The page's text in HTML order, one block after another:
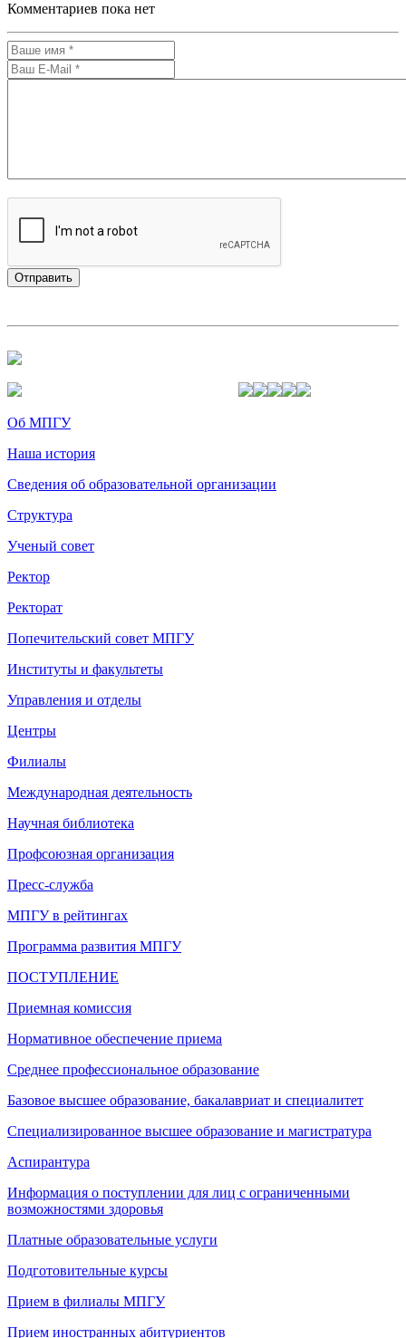
Комментариев пока нет
Об МПГУ
Наша история
Сведения об образовательной организации
Структура
Ученый совет
Ректор
Ректорат
Попечительский совет МПГУ
Институты и факультеты
Управления и отделы
Центры
Филиалы
Международная деятельность
Научная библиотека
Профсоюзная организация
Пресс-служба
МПГУ в рейтингах
Программа развития МПГУ
ПОСТУПЛЕНИЕ
Приемная комиссия
Нормативное обеспечение приема
Среднее профессиональное образование
Базовое высшее образование, бакалавриат и специалитет
Специализированное высшее образование и магистратура
Аспирантура
Информация о поступлении для лиц с ограниченными
возможностями здоровья
Платные образовательные услуги
Подготовительные курсы
Прием в филиалы МПГУ
Прием иностранных абитуриентов